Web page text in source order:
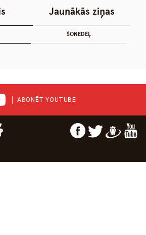
ŠONEDĒĻ
Jaunākās ziņas
ABONĒT YOUTUBE